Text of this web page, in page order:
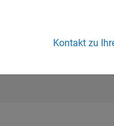
Kontakt zu